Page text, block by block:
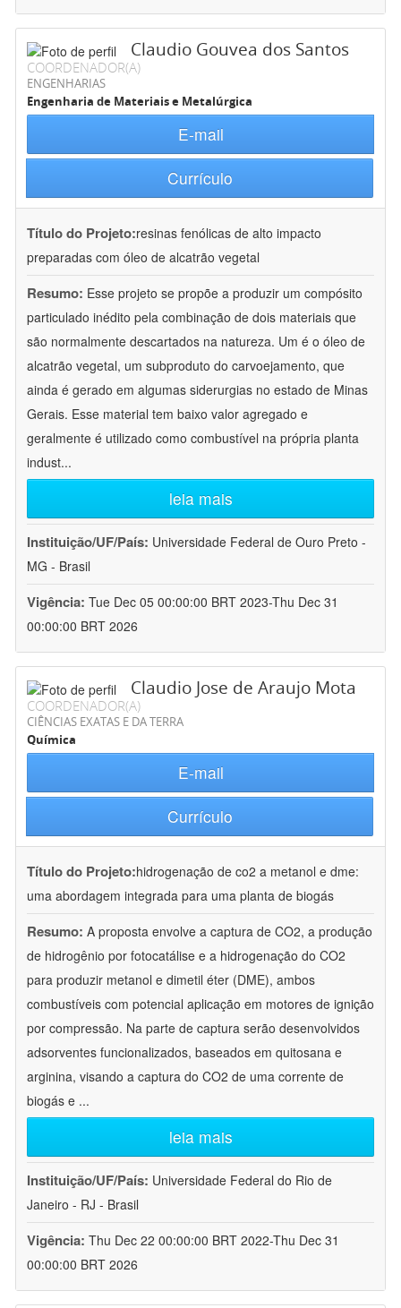
Claudio Gouvea dos Santos
COORDENADOR(A)
ENGENHARIAS
Engenharia de Materiais e Metalúrgica
E-mail
Currículo
Título do Projeto:resinas fenólicas de alto impacto
preparadas com óleo de alcatrão vegetal
Resumo: Esse projeto se propõe a produzir um compósito
particulado inédito pela combinação de dois materiais que
são normalmente descartados na natureza. Um é o óleo de
alcatrão vegetal, um subproduto do carvoejamento, que
ainda é gerado em algumas siderurgias no estado de Minas
Gerais. Esse material tem baixo valor agregado e
geralmente é utilizado como combustível na própria planta
indust...
leia mais
Instituição/UF/País: Universidade Federal de Ouro Preto -
MG - Brasil
Vigência: Tue Dec 05 00:00:00 BRT 2023-Thu Dec 31
00:00:00 BRT 2026
Claudio Jose de Araujo Mota
COORDENADOR(A)
CIÊNCIAS EXATAS E DA TERRA
Química
E-mail
Currículo
Título do Projeto:hidrogenação de co2 a metanol e dme:
uma abordagem integrada para uma planta de biogás
Resumo: A proposta envolve a captura de CO2, a produção
de hidrogênio por fotocatálise e a hidrogenação do CO2
para produzir metanol e dimetil éter (DME), ambos
combustíveis com potencial aplicação em motores de ignição
por compressão. Na parte de captura serão desenvolvidos
adsorventes funcionalizados, baseados em quitosana e
arginina, visando a captura do CO2 de uma corrente de
biogás e ...
leia mais
Instituição/UF/País: Universidade Federal do Rio de
Janeiro - RJ - Brasil
Vigência: Thu Dec 22 00:00:00 BRT 2022-Thu Dec 31
00:00:00 BRT 2026